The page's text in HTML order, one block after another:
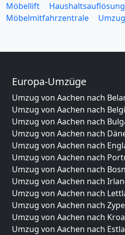
Möbellift
Haushaltsauflösung
Möbelmitfahrzentrale
Europa-Umzüge
Umzug von Aachen nach
Umzug von Aachen nach
Umzug von Aachen nach
Umzug von Aachen nach
Umzug von Aachen nach
Umzug von Aachen nach
Umzug von Aachen nach
Umzug von Aachen nach
Umzug von Aachen nach
Umzug von Aachen nach
Umzug von Aachen nach
Umzug von Aachen nach